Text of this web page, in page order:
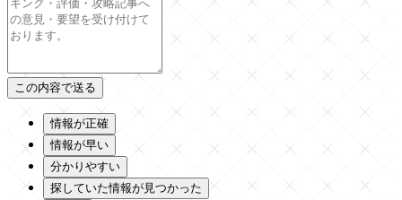
情報が正確
情報が早い
分かりやすい
探していた情報が見つかった